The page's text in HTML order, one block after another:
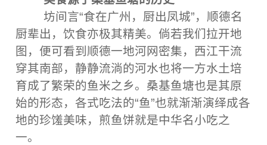
坊间言“食在广州，厨出凤城”，顺德名
厨辈出，饮食亦极其精美。倘若我们拉开地
图，便可看到顺德一地河网密集，西江干流
穿其南部，静静流淌的河水也将一方水土培
育成了繁荣的鱼米之乡。桑基鱼塘也是其原
始的形态，各式吃法的“鱼”也就渐渐演绎成各
地的珍馐美味，煎鱼饼就是中华名小吃之
一。